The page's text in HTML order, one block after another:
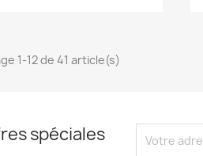
1-12 de 41 article(s)
spéciales